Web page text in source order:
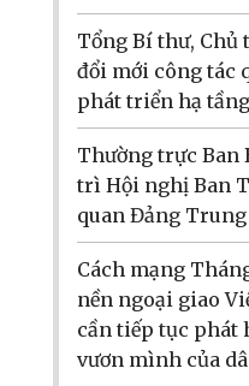
Tổng Bí thư, Chủ
đổi mới công tác
phát triển hạ tầng
Thường trực Ban
trì Hội nghị Ban
quan Đảng
Cách mạng
nền ngoại giao
cần tiếp tục phát
vươn mình của